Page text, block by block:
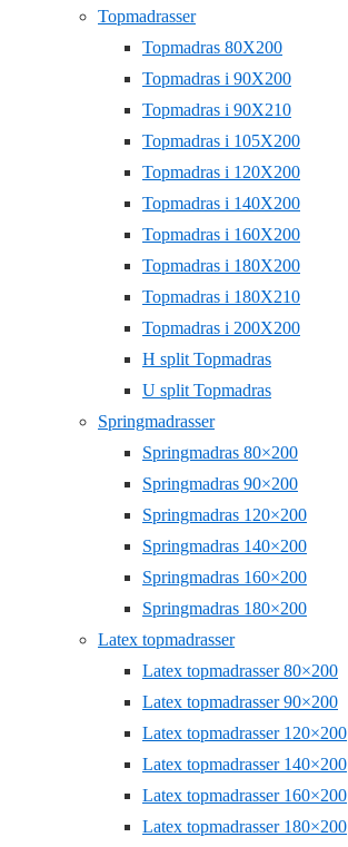
Topmadrasser
Topmadras 80X200
Topmadras i 90X200
Topmadras i 90X210
Topmadras i 105X200
Topmadras i 120X200
Topmadras i 140X200
Topmadras i 160X200
Topmadras i 180X200
Topmadras i 180X210
Topmadras i 200X200
H split Topmadras
U split Topmadras
Springmadrasser
Springmadras 80×200
Springmadras 90×200
Springmadras 120×200
Springmadras 140×200
Springmadras 160×200
Springmadras 180×200
Latex topmadrasser
Latex topmadrasser 80×200
Latex topmadrasser 90×200
Latex topmadrasser 120×200
Latex topmadrasser 140×200
Latex topmadrasser 160×200
Latex topmadrasser 180×200